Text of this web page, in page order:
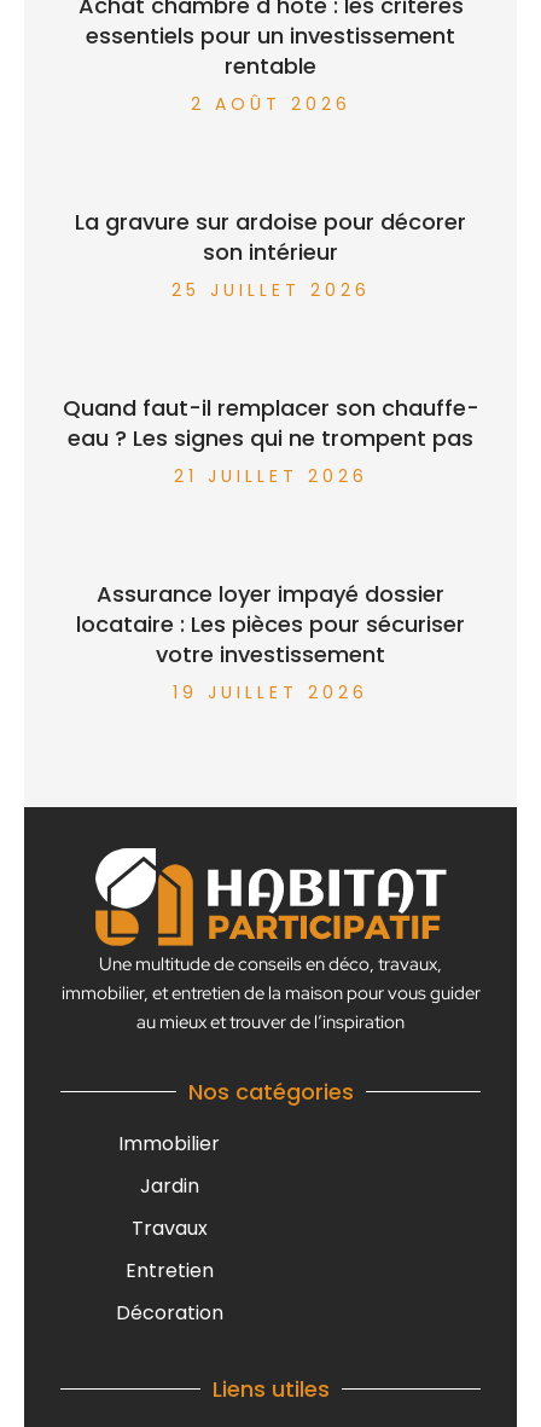
essentiels pour un investissement
rentable
2 AOÛT 2026
La gravure sur ardoise pour décorer
son intérieur
25 JUILLET 2026
Quand faut-il remplacer son chauffe-
eau ? Les signes qui ne trompent pas
21 JUILLET 2026
Assurance loyer impayé dossier
locataire : Les pièces pour sécuriser
votre investissement
19 JUILLET 2026
Une multitude de conseils en déco, travaux,
immobilier, et entretien de la maison pour vous guider
au mieux et trouver de l’inspiration
Nos catégories
Immobilier
Jardin
Travaux
Entretien
Décoration
Liens utiles